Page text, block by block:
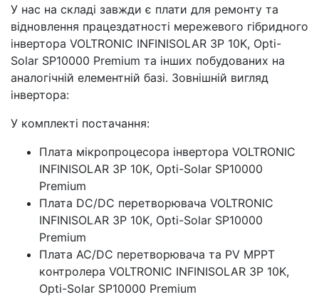
У нас на складі завжди є плати для ремонту та
відновлення працездатності мережевого гібридного
інвертора VOLTRONIC INFINISOLAR 3Р 10K, Opti-
Solar SP10000 Premium та інших побудованих на
аналогічній елементній базі. Зовнішній вигляд
інвертора:
У комплекті постачання:
Плата мікропроцесора інвертора VOLTRONIC
INFINISOLAR 3Р 10K, Opti-Solar SP10000
Premium
Плата DC/DC перетворювача VOLTRONIC
INFINISOLAR 3Р 10K, Opti-Solar SP10000
Premium
Плата AC/DC перетворювача та PV MPPT
контролера VOLTRONIC INFINISOLAR 3Р 10K,
Opti-Solar SP10000 Premium